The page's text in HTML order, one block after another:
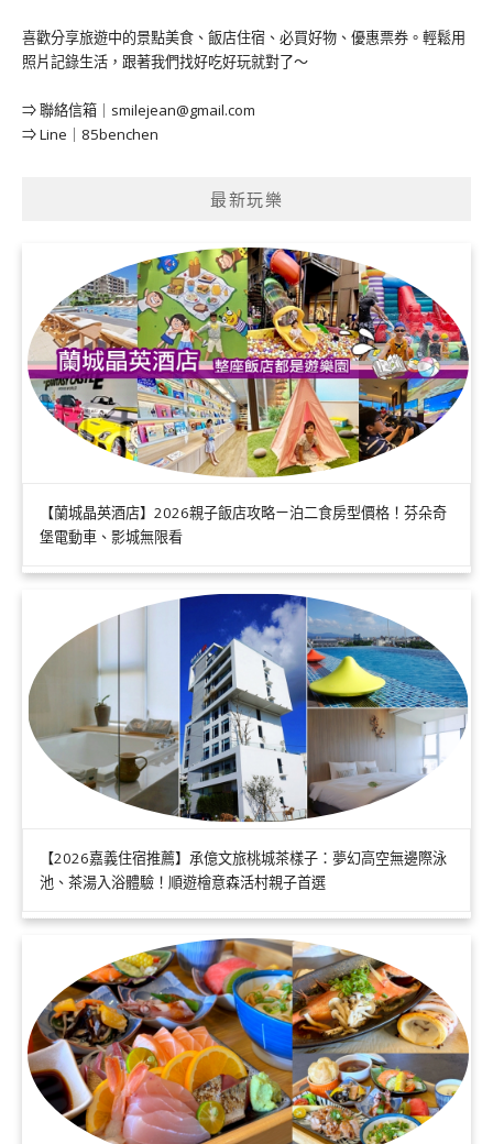
喜歡分享旅遊中的景點美食、飯店住宿、必買好物、優惠票券。輕鬆用
照片記錄生活，跟著我們找好吃好玩就對了～
⇒ 聯絡信箱｜ smilejean@gmail.com
⇒ Line｜85benchen
最新玩樂
【蘭城晶英酒店】2026親子飯店攻略ㄧ泊二食房型價格！芬朵奇
堡電動車、影城無限看
【2026嘉義住宿推薦】承億文旅桃城茶樣子：夢幻高空無邊際泳
池、茶湯入浴體驗！順遊檜意森活村親子首選